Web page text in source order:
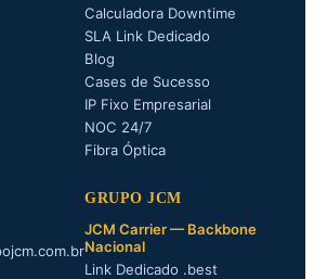
Calculadora Downtime
SLA Link Dedicado
Blog
Cases de Sucesso
IP Fixo Empresarial
NOC 24/7
Fibra Óptica
GRUPO JCM
JCM Carrier — Backbone
Nacional
Link Dedicado .best